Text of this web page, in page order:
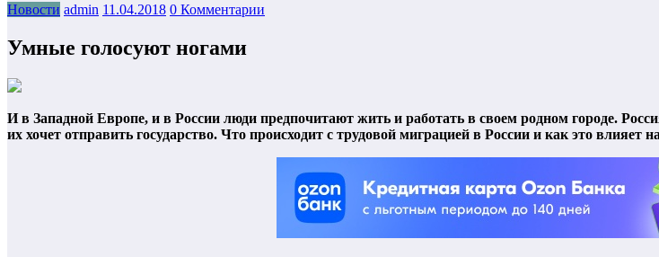
Новости admin 11.04.2018 0 Комментарии
Умные голосуют ногами
И в Западной Европе, и в России люди предпочитают жить и работать в своем родном городе.
их хочет отправить государство. Что происходит с трудовой миграцией в России и как это влияет